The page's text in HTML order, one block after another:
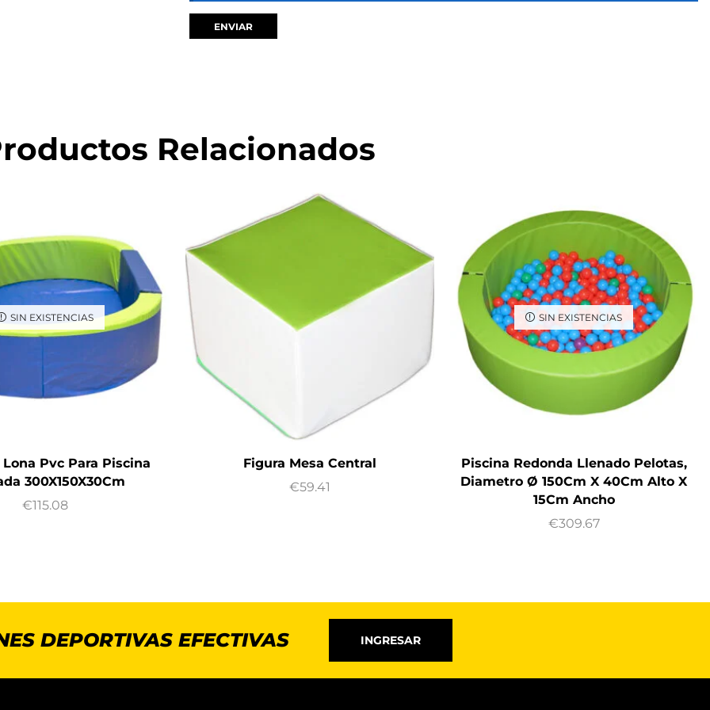
Relacionados
SIN EXISTENCIAS
Lona Pvc Para Piscina
300X150X30Cm
€115.08
Figura Mesa Central
€59.41
SIN EXISTENCIAS
Piscina Redonda Llenado Pelotas,
Diametro Ø 150Cm X 40Cm Alto X
15Cm Ancho
€309.67
DEPORTIVAS EFECTIVAS INGRESAR